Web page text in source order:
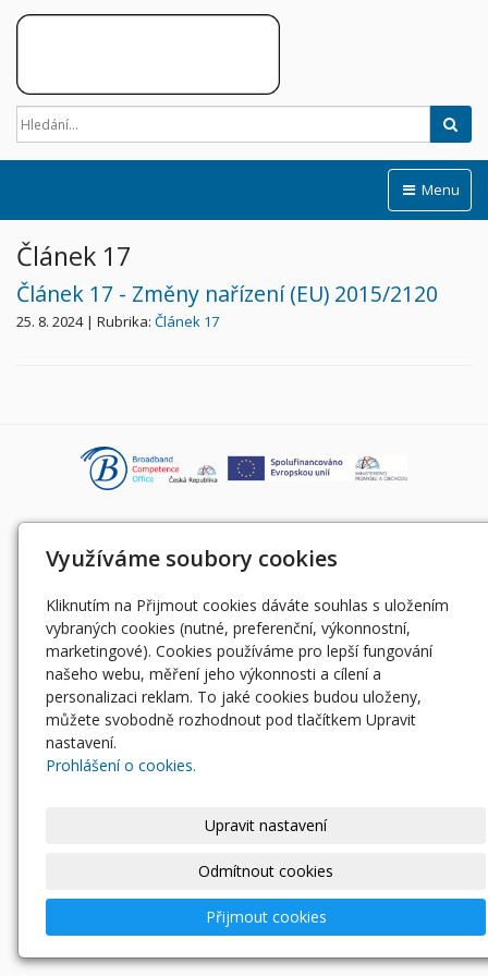
Menu
Článek 17
Článek 17 - Změny nařízení (EU) 2015/2120
25. 8. 2024 | Rubrika: Článek 17
Využíváme soubory cookies
Kliknutím na Přijmout cookies dáváte souhlas s uložením
vybraných cookies (nutné, preferenční, výkonnostní,
marketingové). Cookies používáme pro lepší fungování
našeho webu, měření jeho výkonnosti a cílení a
personalizaci reklam. To jaké cookies budou uloženy,
můžete svobodně rozhodnout pod tlačítkem Upravit
nastavení.
Prohlášení o cookies.
Upravit nastavení
Odmítnout cookies
Přijmout cookies